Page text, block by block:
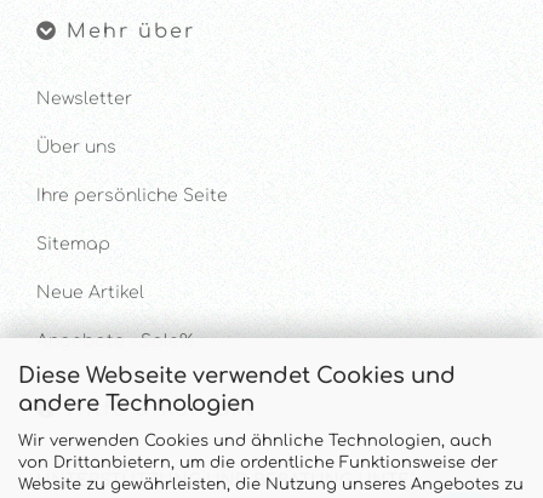
Diese Webseite verwendet Cookies und
andere Technologien
Wir verwenden Cookies und ähnliche Technologien, auch
von Drittanbietern, um die ordentliche Funktionsweise der
Website zu gewährleisten, die Nutzung unseres Angebotes zu
Mehr über
Newsletter
Über uns
Ihre persönliche Seite
Sitemap
Neue Artikel
Angebote - Sale%
Hilfe & Kontakt
UNTERSTÜTZUNG UND BERATUNG UNTER